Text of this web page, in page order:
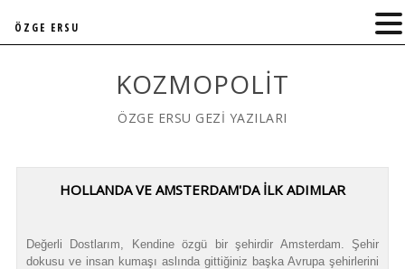
KOZMOPOLIT
ÖZGE ERSU GEZİ YAZILARI
HOLLANDA VE AMSTERDAM'DA İLK ADIMLAR
Değerli Dostlarım, Kendine özgü bir şehirdir Amsterdam. Şehir
dokusu ve insan kumaşı aslında gittiğiniz başka Avrupa şehirlerini
ÖZGE ERSU